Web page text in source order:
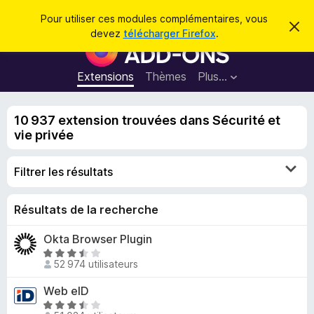
Pour utiliser ces modules complémentaires, vous
devez télécharger Firefox.
C
c
g
M
o
d
u
e
r
Extensions Thèmes Plus…
Connexion
c
10 937 extension trouvées dans Sécurité et
vie privée
Filtrer les résultats
Résultats de la recherche
Okta Browser Plugin
N
o
t
é
52 974 utilisateurs
Web eID
N